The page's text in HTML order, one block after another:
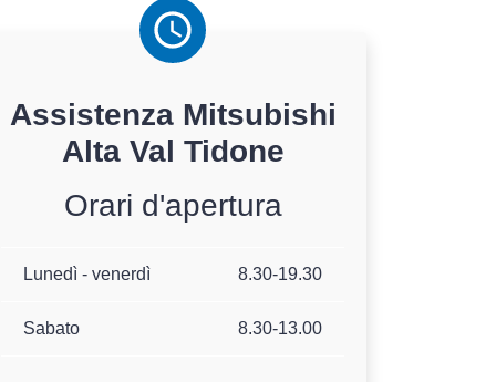
Assistenza Mitsubishi
Alta Val Tidone
Orari d'apertura
Lunedì - venerdì 8.30-19.30
Sabato 8.30-13.00